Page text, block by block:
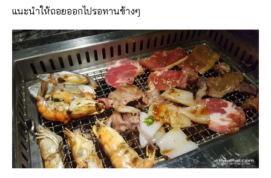
แนะนำให้ถอยออกไปรอทานข้างๆ